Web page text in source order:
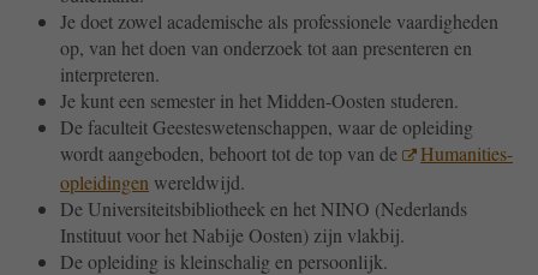
Je doet zowel academische als professionele vaardigheden
op, van het doen van onderzoek tot aan presenteren en
interpreteren.
Je kunt een semester in het Midden-Oosten studeren.
De faculteit Geesteswetenschappen, waar de opleiding
wordt aangeboden, behoort tot de top van de
Humanities-
opleidingen wereldwijd.
De Universiteitsbibliotheek en het NINO (Nederlands
Instituut voor het Nabije Oosten) zijn vlakbij.
De opleiding is kleinschalig en persoonlijk.